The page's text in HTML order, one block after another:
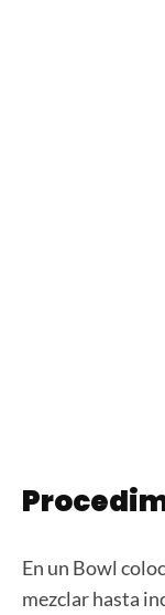
En un Bowl
mezclar hasta